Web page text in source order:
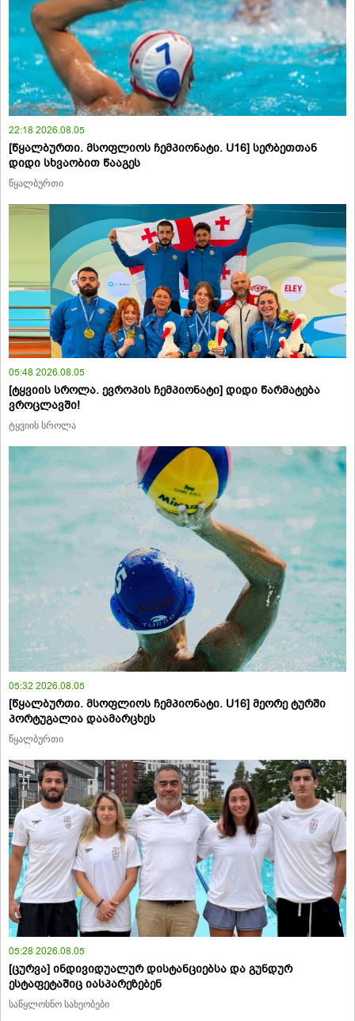
22:18 2026.08.05
[წყალბურთი. მსოფლიოს ჩემპიონატი. U16] სერბეთთან
დიდი სხვაობით წააგეს
წყალბურთი
05:48 2026.08.05
[ტყვიის სროლა. ევროპის ჩემპიონატი] დიდი წარმატება
ვროცლავში!
ტყვიის სროლა
05:32 2026.08.05
[წყალბურთი. მსოფლიოს ჩემპიონატი. U16] მეორე ტურში
პორტუგალია დაამარცხეს
წყალბურთი
05:28 2026.08.05
[ცურვა] ინდივიდუალურ დისტანციებსა და გუნდურ
ესტაფეტაშიც იასპარეზებენ
საწყლოსნო სახეობები